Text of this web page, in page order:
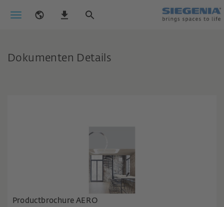
Dokumenten Details
Productbrochure AERO